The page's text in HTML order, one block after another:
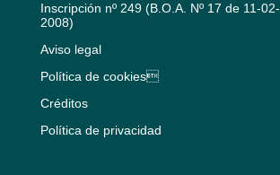
Inscripción nº 249 (B.O.A. Nº 17 de 11-02-
2008)
Aviso legal
Política de cookies
Créditos
Política de privacidad